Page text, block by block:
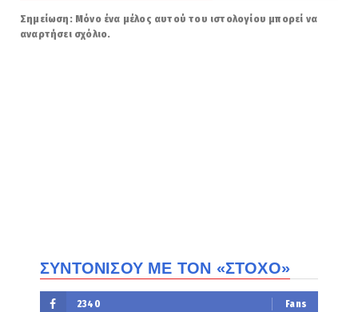
Σημείωση: Μόνο ένα μέλος αυτού του ιστολογίου μπορεί να
αναρτήσει σχόλιο.
ΣΥΝΤΟΝΙΣΟΥ ΜΕ ΤΟΝ «ΣΤΟΧΟ»
2340 Fans